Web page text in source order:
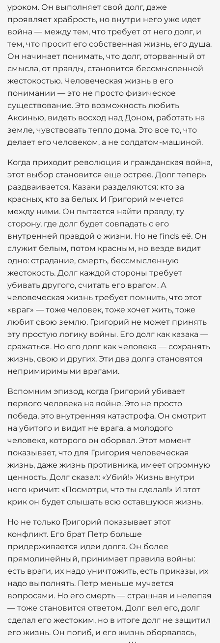
уроком. Он выполняет свой долг, даже
проявляет храбрость, но внутри него уже идет
война — между тем, что требует от него долг, и
тем, что просит его собственная жизнь, его душа.
Он начинает понимать, что долг, оторванный от
смысла, от правды, становится бессмысленной
жестокостью. Человеческая жизнь в его
понимании — это не просто физическое
существование. Это возможность любить
Аксинью, видеть восход над Доном, работать на
земле, чувствовать тепло дома. Это все то, что
делает его человеком, а не солдатом-машиной.
Когда приходит революция и гражданская война,
этот выбор становится еще острее. Долг теперь
раздваивается. Казаки разделяются: кто за
красных, кто за белых. И Григорий мечется
между ними. Он пытается найти правду, ту
сторону, где долг будет совпадать с его
внутренней правдой о жизни. Но не finds её. Он
служит белым, потом красным, но везде видит
одно: страдание, смерть, бессмысленную
жестокость. Долг каждой стороны требует
убивать другого, считать его врагом. А
человеческая жизнь требует помнить, что этот
«враг» — тоже человек, тоже хочет жить, тоже
любит свою землю. Григорий не может принять
эту простую логику войны. Его долг как казака —
сражаться. Но его долг как человека — сохранять
жизнь, свою и других. Эти два долга становятся
непримиримыми врагами.
Вспомним эпизод, когда Григорий убивает
первого человека на войне. Это не просто
победа, это внутренняя катастрофа. Он смотрит
на убитого и видит не врага, а молодого
человека, которого он оборвал. Этот момент
показывает, что для Григория человеческая
жизнь, даже жизнь противника, имеет огромную
ценность. Долг сказал: «Убий!» Жизнь внутри
него кричит: «Посмотри, что ты сделал!» И этот
крик он будет слышать всю оставшуюся жизнь.
Но не только Григорий показывает этот
конфликт. Его брат Петр больше
придерживается идеи долга. Он более
прямолинейный, принимает правила войны:
есть враги, их надо уничтожить, есть приказы, их
надо выполнять. Петр меньше мучается
вопросами. Но его смерть — страшная и нелепая
— тоже становится ответом. Долг вел его, долг
сделал его жестоким, но в итоге долг не защитил
его жизнь. Он погиб, и его жизнь оборвалась,